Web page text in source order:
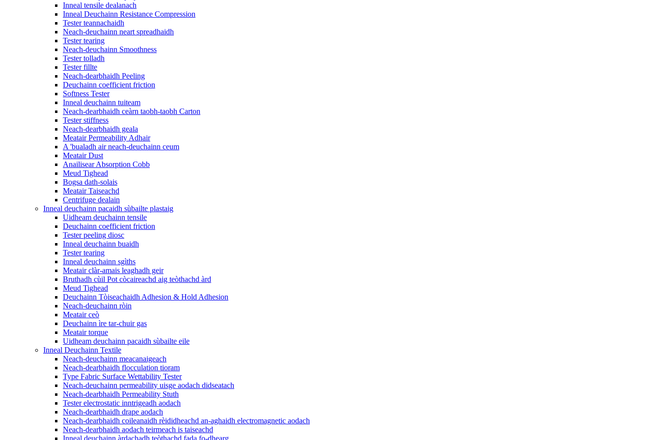
Inneal tensile dealanach
Inneal Deuchainn Resistance Compression
Tester teannachaidh
Neach-deuchainn neart spreadhaidh
Tester tearing
Neach-deuchainn Smoothness
Tester tolladh
Tester fillte
Neach-dearbhaidh Peeling
Deuchainn coefficient friction
Softness Tester
Inneal deuchainn tuiteam
Neach-dearbhaidh ceàrn taobh-taobh Carton
Tester stiffness
Neach-dearbhaidh geala
Meatair Permeability Adhair
A 'bualadh air neach-deuchainn ceum
Meatair Dust
Anailisear Absorption Cobb
Meud Tighead
Bogsa dath-solais
Meatair Taiseachd
Centrifuge dealain
Inneal deuchainn pacaidh sùbailte plastaig
Uidheam deuchainn tensile
Deuchainn coefficient friction
Tester peeling diosc
Inneal deuchainn buaidh
Tester tearing
Inneal deuchainn sgìths
Meatair clàr-amais leaghadh geir
Bruthadh cùil Pot còcaireachd aig teòthachd àrd
Meud Tighead
Deuchainn Tòiseachaidh Adhesion & Hold Adhesion
Neach-deuchainn ròin
Meatair ceò
Deuchainn ìre tar-chuir gas
Meatair torque
Uidheam deuchainn pacaidh sùbailte eile
Inneal Deuchainn Textile
Neach-deuchainn meacanaigeach
Neach-dearbhaidh flocculation tioram
Type Fabric Surface Wettability Tester
Neach-deuchainn permeability uisge aodach didseatach
Neach-dearbhaidh Permeability Stuth
Tester electrostatic inntrigeadh aodach
Neach-dearbhaidh drape aodach
Neach-dearbhaidh coileanaidh rèididheachd an-aghaidh electromagnetic aodach
Neach-dearbhaidh aodach teirmeach is taiseachd
Inneal deuchainn àrdachadh teòthachd fada fo-dhearg